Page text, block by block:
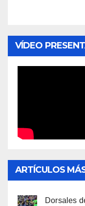
VÍDEO
ARTÍCULOS
Dorsales